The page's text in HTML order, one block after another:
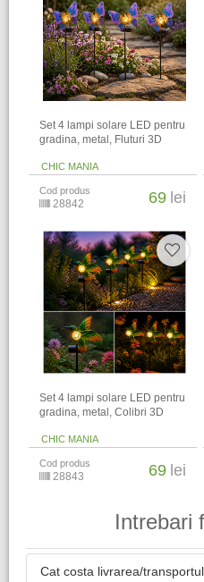
Set 4 lampi solare LED pentru
gradina, metal, Fluturi 3D
CHIC MANIA
Cod produs
28842 69 lei
Set 4 lampi solare LED pentru
gradina, metal, Colibri 3D
CHIC MANIA
Cod produs
28843 69 lei
Intrebari
Cat costa livrarea/